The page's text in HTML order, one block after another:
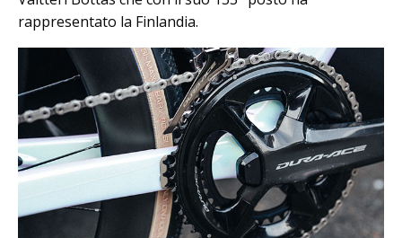
rappresentato la Finlandia.